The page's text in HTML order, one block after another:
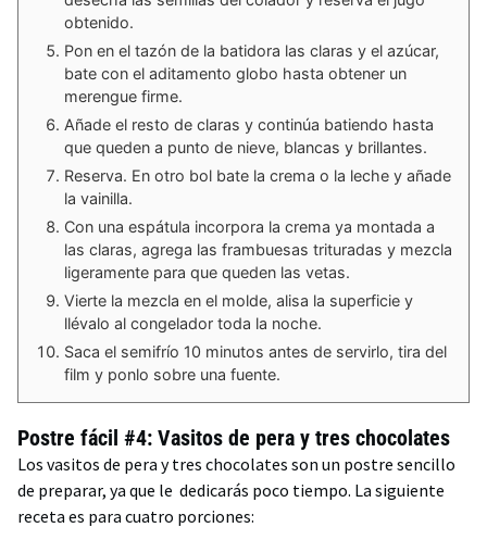
obtenido.
Pon en el tazón de la batidora las claras y el azúcar,
bate con el aditamento globo hasta obtener un
merengue firme.
Añade el resto de claras y continúa batiendo hasta
que queden a punto de nieve, blancas y brillantes.
Reserva. En otro bol bate la crema o la leche y añade
la vainilla.
Con una espátula incorpora la crema ya montada a
las claras, agrega las frambuesas trituradas y mezcla
ligeramente para que queden las vetas.
Vierte la mezcla en el molde, alisa la superficie y
llévalo al congelador toda la noche.
Saca el semifrío 10 minutos antes de servirlo, tira del
film y ponlo sobre una fuente.
Postre fácil #4: Vasitos de pera y tres chocolates
Los vasitos de pera y tres chocolates son un postre sencillo
de preparar, ya que le dedicarás poco tiempo. La siguiente
receta es para cuatro porciones: